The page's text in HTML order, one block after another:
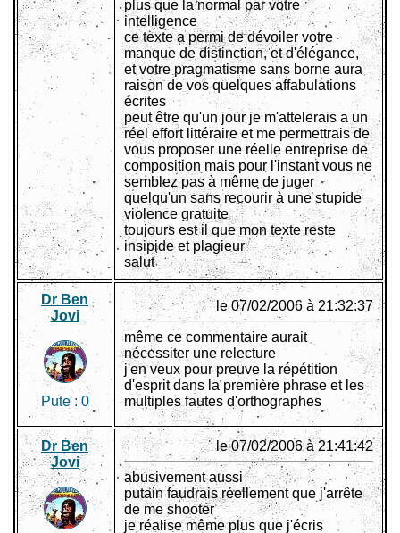
plus que la normal par votre
intelligence
ce texte a permi de dévoiler votre
manque de distinction, et d'élégance,
et votre pragmatisme sans borne aura
raison de vos quelques affabulations
écrites
peut être qu'un jour je m'attelerais a un
réel effort littéraire et me permettrais de
vous proposer une réelle entreprise de
composition mais pour l'instant vous ne
semblez pas à même de juger
quelqu'un sans recourir à une stupide
violence gratuite
toujours est il que mon texte reste
insipide et plagieur
salut
Dr Ben
Jovi
Pute : 0
le 07/02/2006 à 21:32:37
même ce commentaire aurait
nécessiter une relecture
j'en veux pour preuve la répétition
d'esprit dans la première phrase et les
multiples fautes d'orthographes
Dr Ben
Jovi
le 07/02/2006 à 21:41:42
abusivement aussi
putain faudrais réellement que j'arrête
de me shooter
je réalise même plus que j'écris